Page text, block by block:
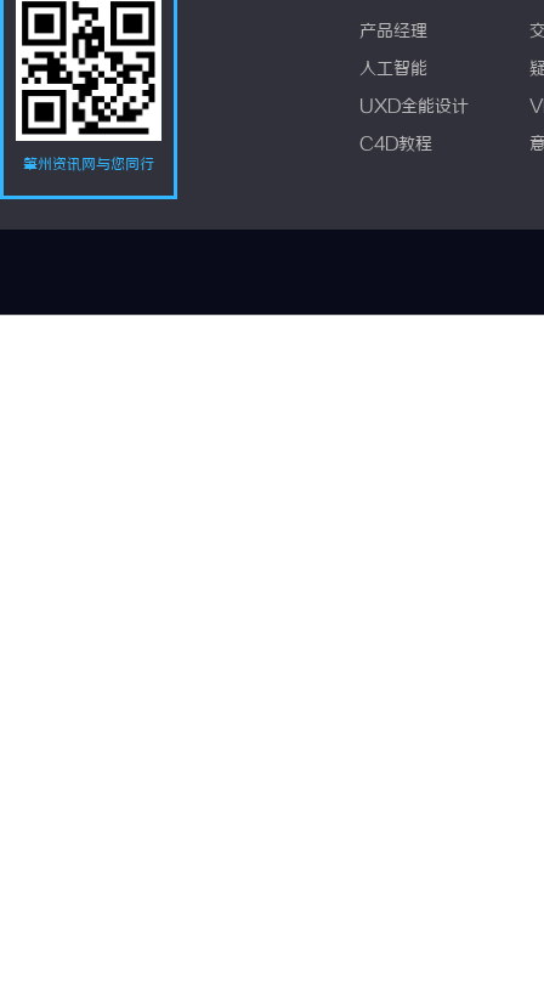
肇州资讯网与您同行
产品经理
人工智能
UXD全能设计
C4D教程